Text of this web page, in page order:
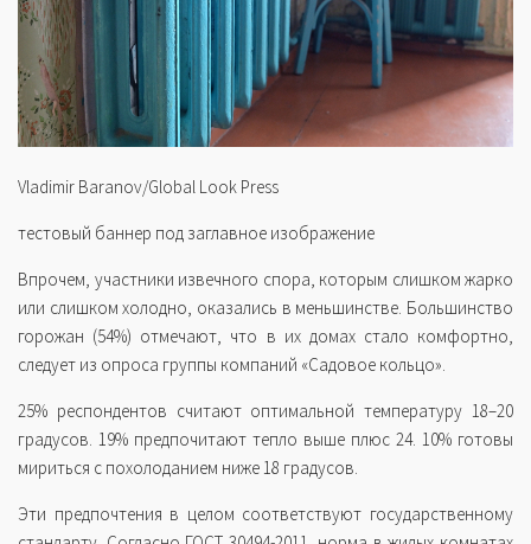
Vladimir Baranov/Global Look Press
тестовый баннер под заглавное изображение
Впрочем, участники извечного спора, которым слишком жарко
или слишком холодно, оказались в меньшинстве. Большинство
горожан (54%) отмечают, что в их домах стало комфортно,
следует из опроса группы компаний «Садовое кольцо».
25% респондентов считают оптимальной температуру 18–20
градусов. 19% предпочитают тепло выше плюс 24. 10% готовы
мириться с похолоданием ниже 18 градусов.
Эти предпочтения в целом соответствуют государственному